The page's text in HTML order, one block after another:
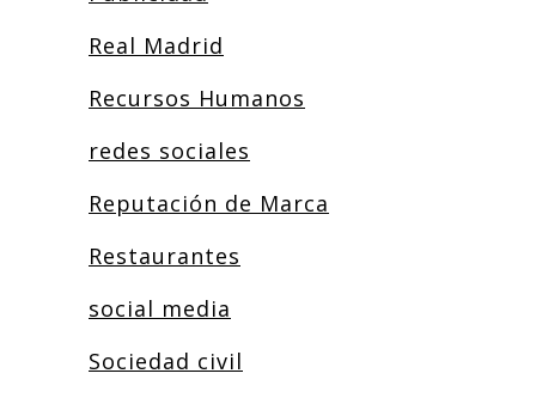
Real Madrid
Recursos Humanos
redes sociales
Reputación de Marca
Restaurantes
social media
Sociedad civil